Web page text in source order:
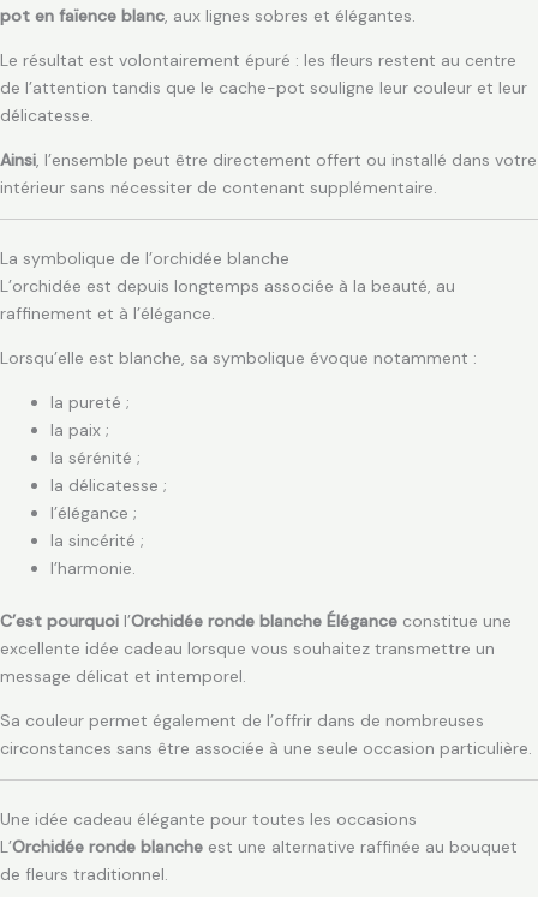
pot en faïence blanc, aux lignes sobres et élégantes.
Le résultat est volontairement épuré : les fleurs restent au centre
de l’attention tandis que le cache-pot souligne leur couleur et leur
délicatesse.
Ainsi, l’ensemble peut être directement offert ou installé dans votre
intérieur sans nécessiter de contenant supplémentaire.
La symbolique de l’orchidée blanche
L’orchidée est depuis longtemps associée à la beauté, au
raffinement et à l’élégance.
Lorsqu’elle est blanche, sa symbolique évoque notamment :
la pureté ;
la paix ;
la sérénité ;
la délicatesse ;
l’élégance ;
la sincérité ;
l’harmonie.
C’est pourquoi l’Orchidée ronde blanche Élégance constitue une
excellente idée cadeau lorsque vous souhaitez transmettre un
message délicat et intemporel.
Sa couleur permet également de l’offrir dans de nombreuses
circonstances sans être associée à une seule occasion particulière.
Une idée cadeau élégante pour toutes les occasions
L’Orchidée ronde blanche est une alternative raffinée au bouquet
de fleurs traditionnel.